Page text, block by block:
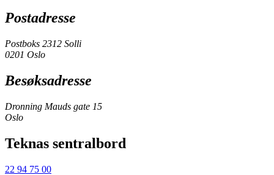
Postadresse
Postboks 2312 Solli
0201 Oslo
Besøksadresse
Dronning Mauds gate 15
Oslo
Teknas sentralbord
22 94 75 00